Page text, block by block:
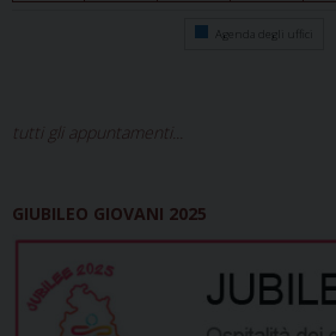
Agenda degli uffici
tutti gli appuntamenti...
GIUBILEO GIOVANI 2025